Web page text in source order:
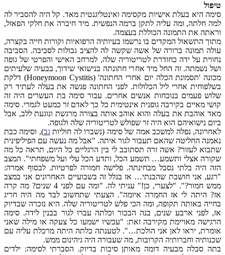
טיפול
סימה היא בעלת אישיות מקסימה ואינטליגנטית מאד. קל היה להסביר לה
למה חלתה, ומה עליה לתקן ברמה הנפשית. מיד חיברה את חלקי הפאזל,
וראתה את התמונה הכוללת בעצמה.
מתוך התשאול המקדים בו נרשמו בעיותיה הרפואיות וקורות חייה בקצרה,
עולה תמונה ברורה של אשה שקשה לה להציב גבולות לסביבה. הסביבה
נחווית על ידה כחודרת לטריטוריה שלה, למרחב האישי והפרטי של גופה
ושל נשמתה. זה החל מיד אחרי חתונתה בנישואי שידוך, בבעיה שלעיתים
מכונה 'תסמונת הכלה יום אחרי החתונה' (Honeymoon Cystitis) דלקת
בשלפוחית אחרי ליל הכלולות. לפני החתונה פגשה את בעלה לעתיד רק
שלוש פעמים בנוכחות אנשים אחרים. עבור סימה בת העשרים היה זה
קושי מאיים בקירבה גופנית אינטימית כל כך לאדם זר כמעט לגמרי. סימה
מאד אוהבת את בעלה והוא אוהב אותה בצורה מרגשת ונוגעת ללב, אבל
ביום נישואיהם הוא היה זר שפולש לטריטוריה שלה ולגופה.
לאחרונה, נפלה למשכב אמה של סימה (נשברו לה חוליותגב), וסימה כבת
נאמנה החליטה שהאם תעבור לגור איתה. "אבל מה נעשה עם הפיליפינית
שתבוא לעזור? אשה זרה תסתובב לי בין הרגליים כל היום, תראה כל מה
שקורה אצלי ותשמע… תשמע הכל, ותדע הכל עלי ועל משפחתי". המצב
הזה היה בלתי נסבל מבחינתה. פלישה חמורה לפרטיות. לבסוף אמרה:
"רגע, אני חושבת שהבנתי… אז בגלל זה בשבועיים האחרונים אני במצב
ממש חמור?". "לצערי, כן!" עניתי לה. "ומה עם לפני 4 שנים? מה קרה
אז? היתה לי אז החמרה איומה". הצעתי שתחשוב לבד מה היה חריג
בחייה באותה תקופה, ומה הכי פלש לטריטוריה שלה. היא נזכרה שבדיוק
אז, לפני ארבע שנים, בנה הבכור וכלתה עברו לגור בבנין לידה. סימה
הרגישה מאויימת מקירבה זאת: "עכשיו ישמעו כל צעקה או מילה שאני
אומרת, יראו לאן אני הולכת…". לטענתה כלתה היתה מרכלת עליה עם
שכנותיה וחברותיה הקרובות, מה שעבורה היה גיהינום ממש.
בתה סבלה מבעיה דומה מאותן סיבות בדיוק. הסברתי לסימה: ילדים